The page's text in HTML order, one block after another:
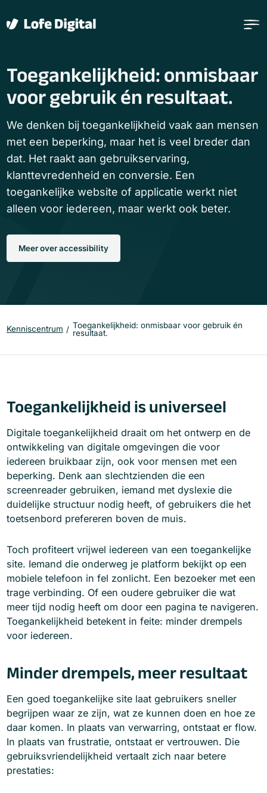
Toegankelijkheid: onmisbaar
voor gebruik én resultaat.
We denken bij toegankelijkheid vaak aan mensen
met een beperking, maar het is veel breder dan
dat. Het raakt aan gebruikservaring,
klanttevredenheid en conversie. Een
toegankelijke website of applicatie werkt niet
alleen voor iedereen, maar werkt ook beter.
Meer over accessibility
Kenniscentrum
Toegankelijkheid: onmisbaar voor gebruik én
resultaat.
Toegankelijkheid is universeel
Digitale toegankelijkheid draait om het ontwerp en de
ontwikkeling van digitale omgevingen die voor
iedereen bruikbaar zijn, ook voor mensen met een
beperking. Denk aan slechtzienden die een
screenreader gebruiken, iemand met dyslexie die
duidelijke structuur nodig heeft, of gebruikers die het
toetsenbord prefereren boven de muis.
Toch profiteert vrijwel iedereen van een toegankelijke
site. Iemand die onderweg je platform bekijkt op een
mobiele telefoon in fel zonlicht. Een bezoeker met een
trage verbinding. Of een oudere gebruiker die wat
meer tijd nodig heeft om door een pagina te navigeren.
Toegankelijkheid betekent in feite: minder drempels
voor iedereen.
Minder drempels, meer resultaat
Een goed toegankelijke site laat gebruikers sneller
begrijpen waar ze zijn, wat ze kunnen doen en hoe ze
daar komen. In plaats van verwarring, ontstaat er flow.
In plaats van frustratie, ontstaat er vertrouwen. Die
gebruiksvriendelijkheid vertaalt zich naar betere
prestaties: